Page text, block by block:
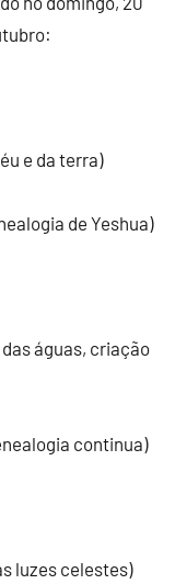
e da terra)
de Yeshua)
das águas, criação
continua)
luzes celestes)